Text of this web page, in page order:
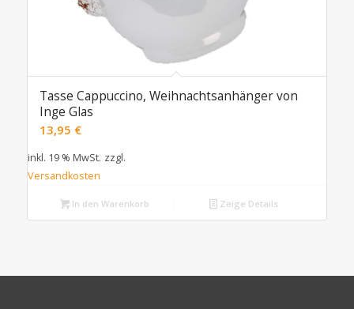
Tasse Cappuccino, Weihnachtsanhänger von
Inge Glas
13,95 €
inkl. 19 % MwSt. zzgl.
Versandkosten
In den Warenkorb Zeige Details